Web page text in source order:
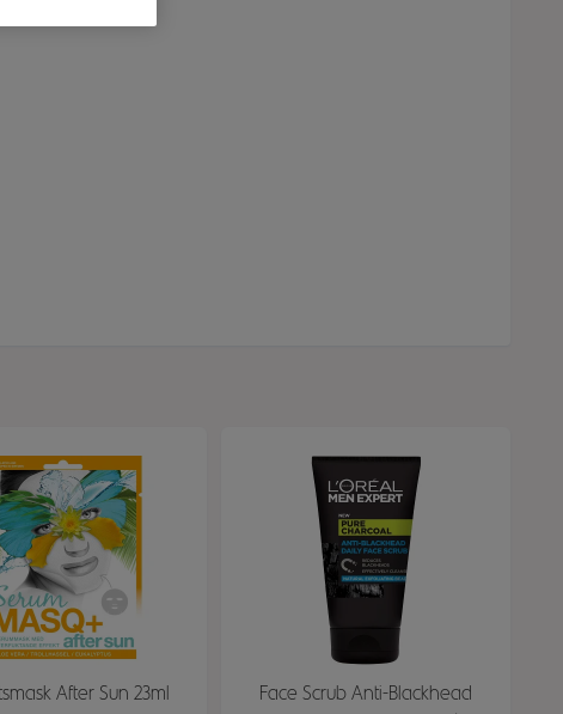
After Sun 23ml
Face Scrub Anti-Blackhead